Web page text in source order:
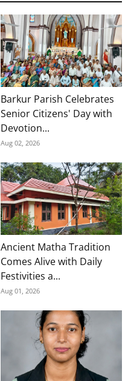
Barkur Parish Celebrates
Senior Citizens' Day with
Devotion...
Aug 02, 2026
Ancient Matha Tradition
Comes Alive with Daily
Festivities a...
Aug 01, 2026